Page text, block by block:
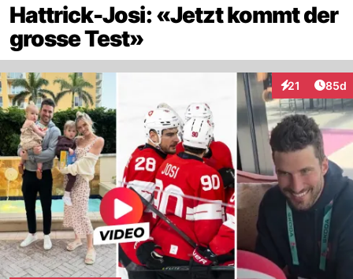
Hattrick-Josi: «Jetzt kommt der
grosse Test»
21
Interaktionen
85d